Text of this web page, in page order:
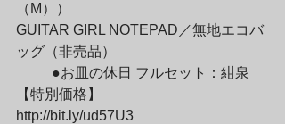
（M））
GUITAR GIRL NOTEPAD／無地エコバ
ッグ（非売品）
【特別価格】
http://bit.ly/ud57U3